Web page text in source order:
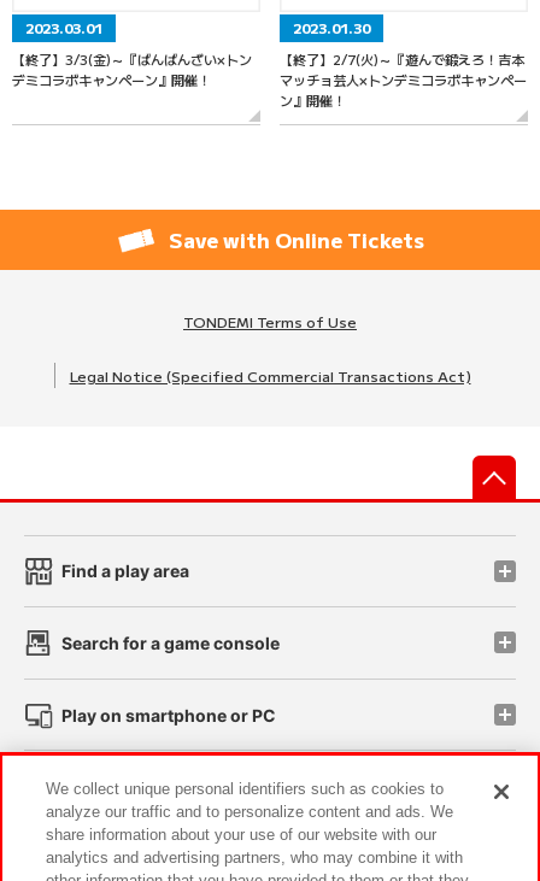
2023.03.01
【終了】3/3(金)～『ばんばんざい×トン
デミコラボキャンペーン』開催！
2023.01.30
【終了】2/7(火)～『遊んで鍛えろ！吉本
マッチョ芸人×トンデミコラボキャンペー
ン』開催！
Save with Online Tickets
TONDEMI Terms of Use
Legal Notice (Specified Commercial Transactions Act)
Find a play area
Search for a game console
Play on smartphone or PC
Events and Campaigns
We collect unique personal identifiers such as cookies to
analyze our traffic and to personalize content and ads. We
share information about your use of our website with our
analytics and advertising partners, who may combine it with